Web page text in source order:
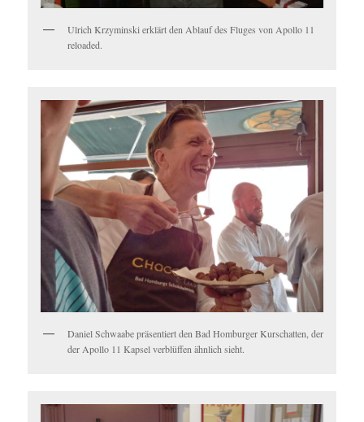
Ulrich Krzyminski erklärt den Ablauf des Fluges von Apollo 11
reloaded.
Daniel Schwaabe präsentiert den Bad Homburger Kurschatten, der
der Apollo 11 Kapsel verblüffen ähnlich sieht.